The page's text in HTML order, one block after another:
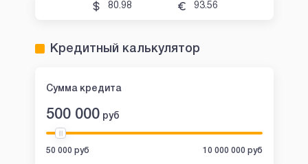
80.98 93.56
Кредитный калькулятор
Сумма кредита
500 000 руб
50 000 руб 10 000 000 руб